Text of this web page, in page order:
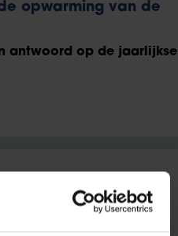
opwarming van de
antwoord op de jaarlijkse
volgende IPCC-